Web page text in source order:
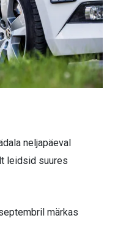
neljapäeval
leidsid suures
märkas